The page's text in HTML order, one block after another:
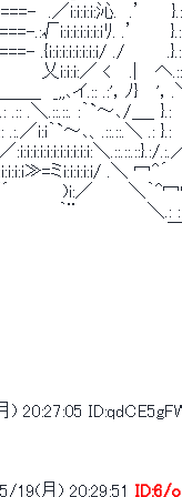
　.／i:i:i:i:沁.　.’　
.:√i:i:i:i:i:i:ｉﾘ. .’　　
./　　　 .}.::　 /,　
　　 乂i:i:i:／ <　 .|　 へ
　_,,､イ.:: .:'，ﾉ}　 '
.:: .＼.::.::. :｀`～､/＿_ }.:
i:i｀`～､、.::.::.＼ .: }.:
＼.::.::.::}.:/.:.
:i:i:i:i≫=ミi:i:i:i:i/ .＼ 冖^´
　 )i:／　 　 ＼｀^
｀¨　 　 　 　 ＼.:
　 　 　 　 　
) 20:27:05
19(月) 20:29:51 ID:6/